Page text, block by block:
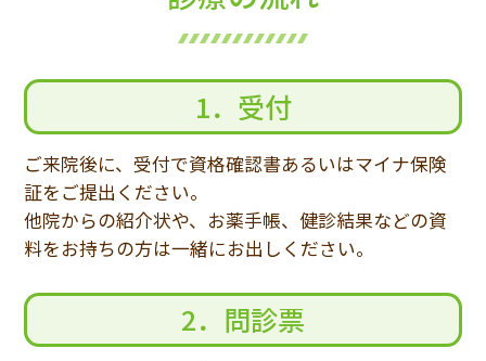
1．受付
ご来院後に、受付で資格確認書あるいはマイナ保険
証をご提出ください。
他院からの紹介状や、お薬手帳、健診結果などの資
料をお持ちの方は一緒にお出しください。
2．問診票